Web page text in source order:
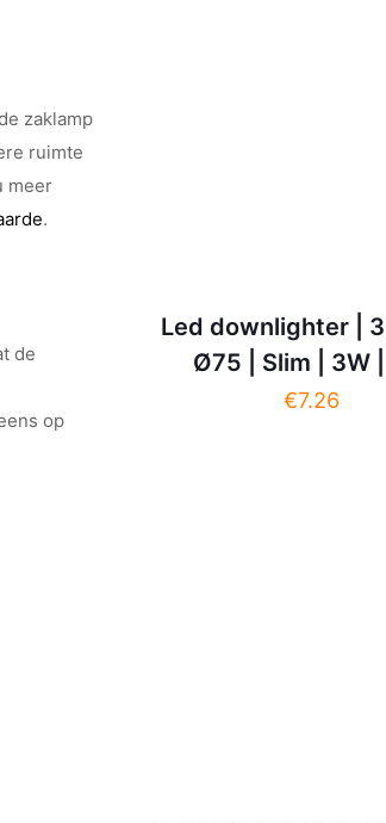
zaklamp
ruimte
meer
.
de
op
Led downlighter |
Ø75 | Slim | 3W
€7.26